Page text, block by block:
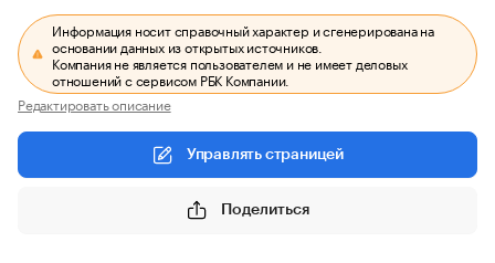
Информация носит справочный характер и сгенерирована на
основании данных из открытых источников.
Компания не является пользователем и не имеет деловых
отношений с сервисом РБК Компании.
Редактировать описание
Управлять страницей
Поделиться